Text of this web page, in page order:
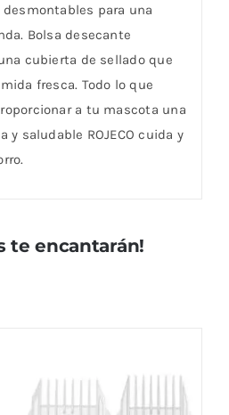
desmontables para una
Bolsa desecante
cubierta de sellado que
fresca. Todo lo que
a tu mascota una
y saludable ROJECO cuida y
te encantarán!